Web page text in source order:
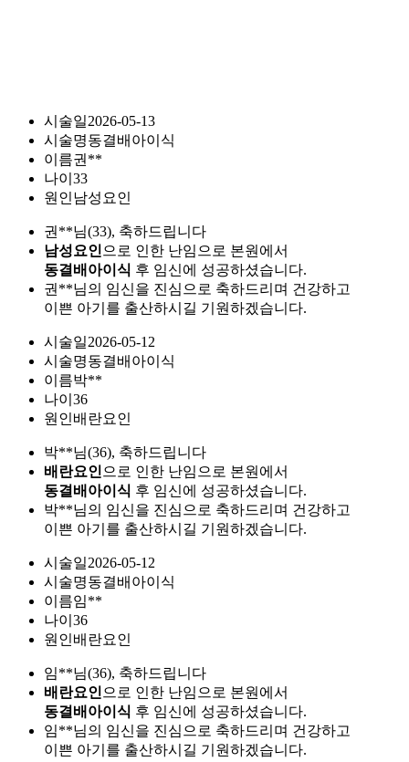
시술일2026-05-13
시술명동결배아이식
이름권**
나이 33
원인남성요인
권**님(33), 축하드립니다
남성요인 으로 인한 난임으로 본원에서
동결배아이식 후 임신에 성공하셨습니다.
권**님의 임신을 진심으로 축하드리며 건강하고
이쁜 아기를 출산하시길 기원하겠습니다.
시술일2026-05-12
시술명동결배아이식
이름박**
나이 36
원인배란요인
박**님(36), 축하드립니다
배란요인 으로 인한 난임으로 본원에서
동결배아이식 후 임신에 성공하셨습니다.
박**님의 임신을 진심으로 축하드리며 건강하고
이쁜 아기를 출산하시길 기원하겠습니다.
시술일2026-05-12
시술명동결배아이식
이름임**
나이 36
원인배란요인
임**님(36), 축하드립니다
배란요인 으로 인한 난임으로 본원에서
동결배아이식 후 임신에 성공하셨습니다.
임**님의 임신을 진심으로 축하드리며 건강하고
이쁜 아기를 출산하시길 기원하겠습니다.